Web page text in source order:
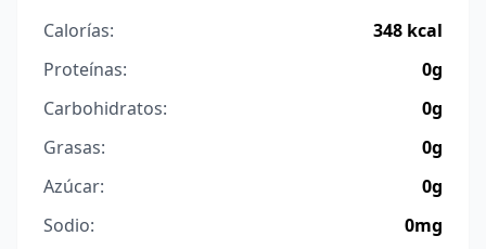
Calorías:
348 kcal
Proteínas:
0g
Carbohidratos:
0g
Grasas:
0g
Azúcar:
0g
Sodio:
0mg